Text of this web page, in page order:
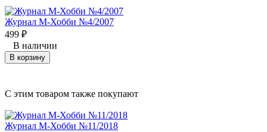
Журнал М-Хобби №4/2007
499 ₽
В наличии
В корзину
C этим товаром также покупают
Журнал М-Хобби №11/2018